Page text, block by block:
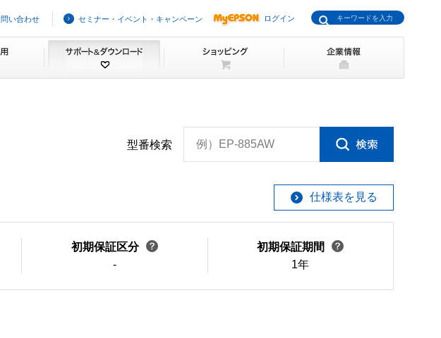
問い合わせ セミナー・イベント・キャンペーン ログイン
型番検索 例）EP-885AW
仕様表を見る
初期保証区分
-
初期保証期間
1年